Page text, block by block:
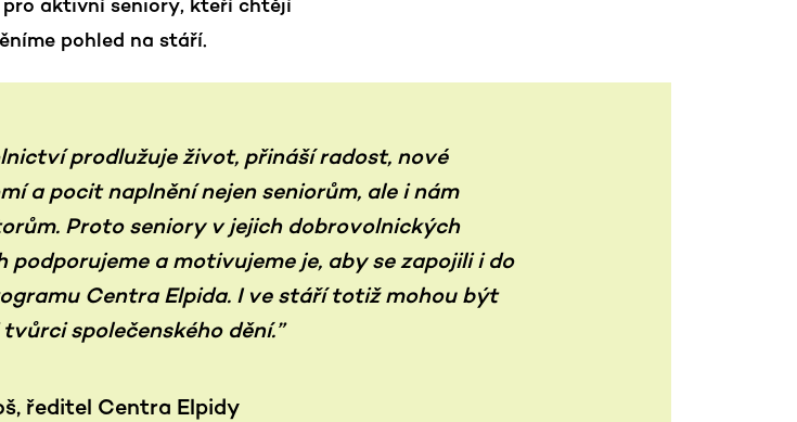
pohled na stáří.
prodlužuje život, přináší radost, nové
a pocit naplnění nejen seniorům, ale i nám
Proto seniory v jejich dobrovolnických
podporujeme a motivujeme je, aby se zapojili i do
Centra Elpida. I ve stáří totiž mohou být
společenského dění.”
ředitel Centra Elpidy